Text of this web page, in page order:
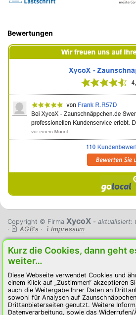
Bewertungen
Copyright © Firma XycoX - aktualisiert:
·
AGB's · Impressum
Kurz die Cookies, dann geht
weiter…
Diese Webseite verwendet Cookies und
einem Klick auf „Zustimmen“ akzeptieren
auch die Weitergabe Ihrer Daten an
sowohl für Analysen auf
Drittanbieterseiten genutzt. Weitere
Datenverarbeitung, sowie das